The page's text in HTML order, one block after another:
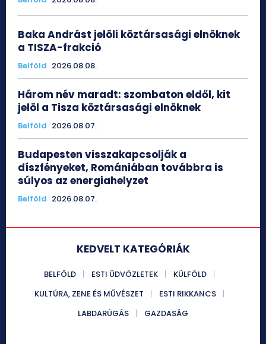
Baka Andrást jelöli köztársasági elnöknek
a TISZA-frakció
Belföld 2026.08.08.
Három név maradt: szombaton eldől, kit
jelöl a Tisza köztársasági elnöknek
Belföld 2026.08.07.
Budapesten visszakapcsolják a
díszfényeket, Romániában továbbra is
súlyos az energiahelyzet
Belföld 2026.08.07.
KEDVELT KATEGÓRIÁK
BELFÖLD ESTI ÜDVÖZLETEK
KÜLFÖLD
KULTÚRA, ZENE ÉS MŰVÉSZET
ESTI RIKKANCS
LABDARÚGÁS
GAZDASÁG